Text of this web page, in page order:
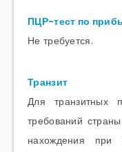
ПЦР-тест по
Не требуется.
Транзит
Для транзитных
требований
нахождения при